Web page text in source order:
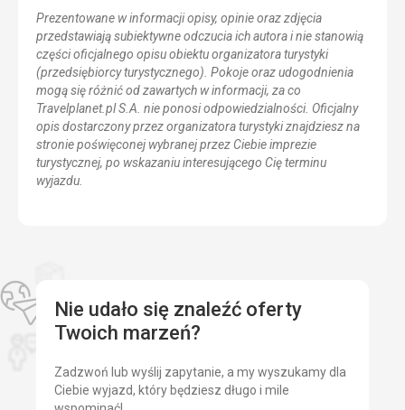
Prezentowane w informacji opisy, opinie oraz zdjęcia
przedstawiają subiektywne odczucia ich autora i nie stanowią
części oficjalnego opisu obiektu organizatora turystyki
(przedsiębiorcy turystycznego). Pokoje oraz udogodnienia
mogą się różnić od zawartych w informacji, za co
Travelplanet.pl S.A. nie ponosi odpowiedzialności. Oficjalny
opis dostarczony przez organizatora turystyki znajdziesz na
stronie poświęconej wybranej przez Ciebie imprezie
turystycznej, po wskazaniu interesującego Cię terminu
wyjazdu.
Nie udało się znaleźć oferty
Twoich marzeń?
Zadzwoń lub wyślij zapytanie, a my wyszukamy dla
Ciebie wyjazd, który będziesz długo i mile